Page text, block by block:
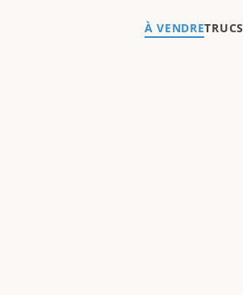
À VENDRE